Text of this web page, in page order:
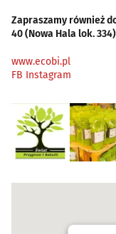
Zapraszamy również
40 (Nowa Hala lok.
www.ecobi.pl
FB Instagram